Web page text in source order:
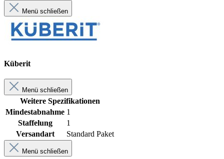
Menü schließen
Küberit
Menü schließen
Weitere Spezifikationen
Mindestabnahme 1
Staffelung
1
Versandart
Standard Paket
Menü schließen